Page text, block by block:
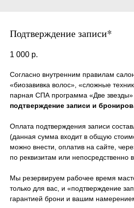
Подтверждение записи*
1 000 р.
Согласно внутренним правилам
«биозавивка волос», «сложные
парная СПА программа «Две звезды»
подтверждение записи и
Оплата подтверждения записи
(данная сумма входит в общую
можно внести, оплатив на сайте,
по реквизитам или непосредственно
Мы резервируем рабочее время
только для вас, и «подтверждение
гарантией брони и вашим